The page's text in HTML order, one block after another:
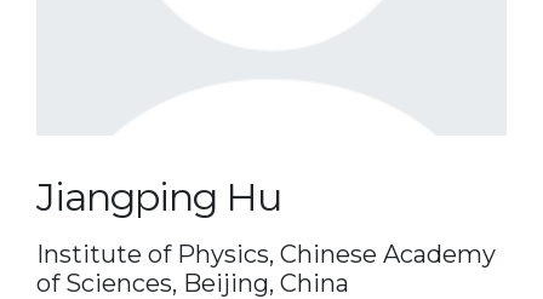
Jiangping Hu
Institute of Physics, Chinese Academy
of Sciences, Beijing, China